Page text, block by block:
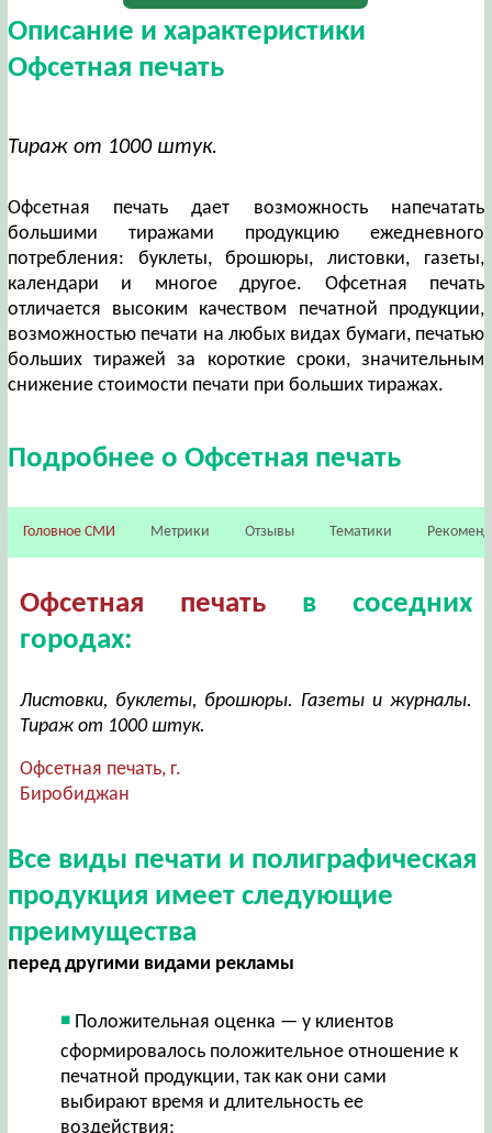
Описание и характеристики
Офсетная печать
Тираж от 1000 штук.
Офсетная печать дает возможность напечатать
большими тиражами продукцию ежедневного
потребления: буклеты, брошюры, листовки, газеты,
календари и многое другое. Офсетная печать
отличается высоким качеством печатной продукции,
возможностью печати на любых видах бумаги, печатью
больших тиражей за короткие сроки, значительным
снижение стоимости печати при больших тиражах.
Подробнее о Офсетная печать
Головное СМИ Метрики Отзывы Тематики
Офсетная печатьв соседних
городах:
Листовки, буклеты, брошюры. Газеты и журналы.
Тираж от 1000 штук.
Офсетная печать, г.
Биробиджан
Все виды печати и полиграфическая
продукция имеет следующие
преимущества
перед другими видами рекламы
Положительная оценка — у клиентов
сформировалось положительное отношение к
печатной продукции, так как они сами
выбирают время и длительность ее
воздействия;